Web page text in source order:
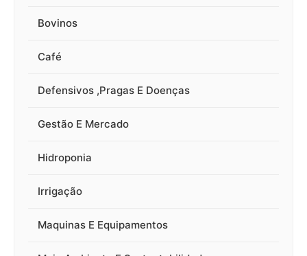
Bovinos
Café
Defensivos ,Pragas E Doenças
Gestão E Mercado
Hidroponia
Irrigação
Maquinas E Equipamentos